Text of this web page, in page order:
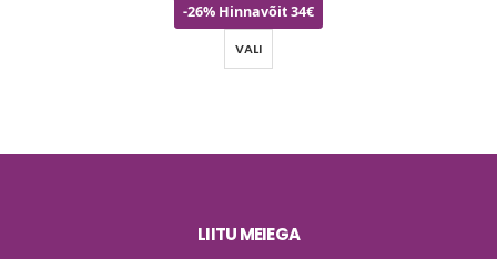
-26% Hinnavõit 34€
VALI
LIITU MEIEGA